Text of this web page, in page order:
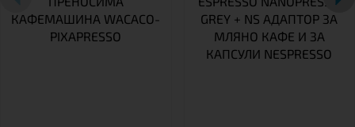
КАФЕМАШИНА WACACO-
PIXAPRESSO
GREY + NS АДАПТОР ЗА
МЛЯНО КАФЕ И ЗА
КАПСУЛИ NESPRESSO